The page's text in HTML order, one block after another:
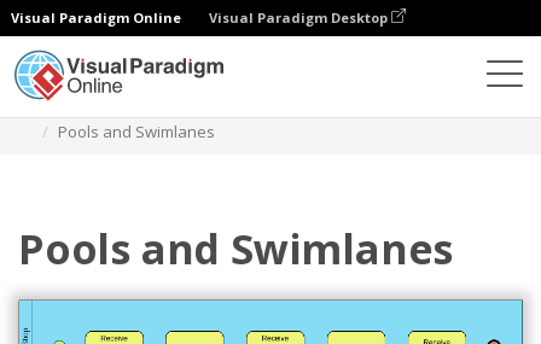
Visual Paradigm Online Visual Paradigm Desktop
Pools and Swimlanes
Pools and Swimlanes